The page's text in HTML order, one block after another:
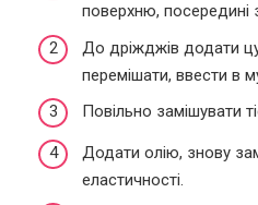
поверхню, посередині
До дріжджів додати
перемішати, ввести в
Повільно замішувати
Додати олію, знову
еластичності.